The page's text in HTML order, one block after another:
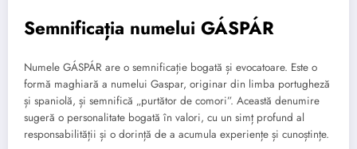
Semnificația numelui GÁSPÁR
Numele GÁSPÁR are o semnificație bogată și evocatoare. Este o
formă maghiară a numelui Gaspar, originar din limba portugheză
și spaniolă, și semnifică „purtător de comori”. Această denumire
sugeră o personalitate bogată în valori, cu un simț profund al
responsabilității și o dorință de a acumula experiențe și cunoștințe.